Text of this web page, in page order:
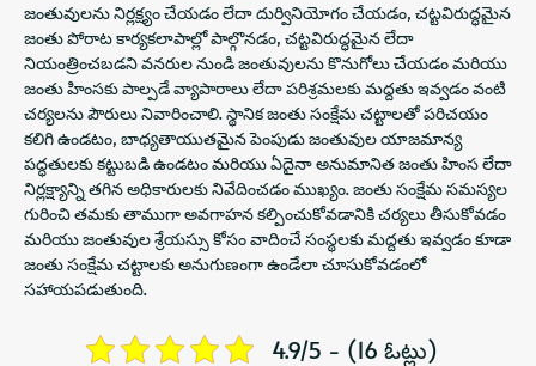
జంతువులను నిర్లక్ష్యం చేయడం లేదా దుర్వినియోగం చేయడం, చట్టవిరుద్ధమైన
జంతు పోరాట కార్యకలాపాల్లో పాల్గొనడం, చట్టవిరుద్ధమైన లేదా
నియంత్రించబడని వనరుల నుండి జంతువులను కొనుగోలు చేయడం మరియు
జంతు హింసకు పాల్పడే వ్యాపారాలు లేదా పరిశ్రమలకు మద్దతు ఇవ్వడం వంటి
చర్యలను పౌరులు నివారించాలి. స్థానిక జంతు సంక్షేమ చట్టాలతో పరిచయం
కలిగి ఉండటం, బాధ్యతాయుతమైన పెంపుడు జంతువుల యాజమాన్య
పద్ధతులకు కట్టుబడి ఉండటం మరియు ఏదైనా అనుమానిత జంతు హింస లేదా
నిర్లక్ష్యాన్ని తగిన అధికారులకు నివేదించడం ముఖ్యం. జంతు సంక్షేమ సమస్యల
గురించి తమకు తాముగా అవగాహన కల్పించుకోవడానికి చర్యలు తీసుకోవడం
మరియు జంతువుల శ్రేయస్సు కోసం వాదించే సంస్థలకు మద్దతు ఇవ్వడం కూడా
జంతు సంక్షేమ చట్టాలకు అనుగుణంగా ఉండేలా చూసుకోవడంలో
సహాయపడుతుంది.
4.9/5 - (16 ఓట్లు)